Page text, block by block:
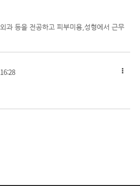
과 등을 전공하고 피부미용,성형에서 근무